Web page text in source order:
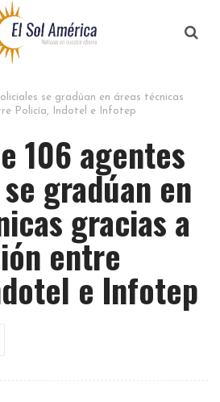
se gradúan en áreas técnicas
Policía, Indotel e Infotep
106 agentes
gradúan en
gracias a
entre
e Infotep